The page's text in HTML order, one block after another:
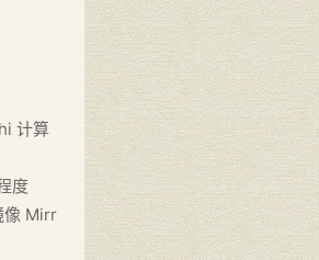
计算
度
像 Mirr